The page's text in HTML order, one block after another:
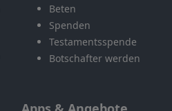
Beten
Spenden
Testamentsspende
Botschafter werden